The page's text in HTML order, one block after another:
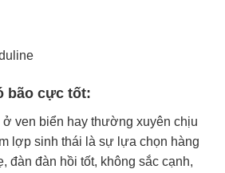
bão cực tốt:
ven biển hay thường xuyên chịu
lợp sinh thái là sự lựa chọn hàng
đàn đàn hồi tốt, không sắc cạnh,